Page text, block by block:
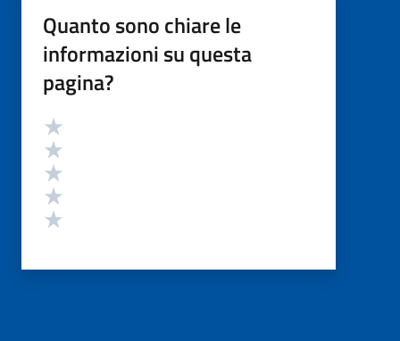
Quanto sono chiare le
informazioni su questa
pagina?
Valutazione